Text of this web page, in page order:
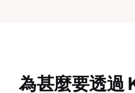
為甚麼要透過